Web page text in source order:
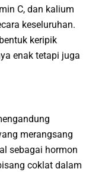
C, dan kalium
keseluruhan.
keripik
enak tetapi juga
merangsang
sebagai hormon
coklat dalam